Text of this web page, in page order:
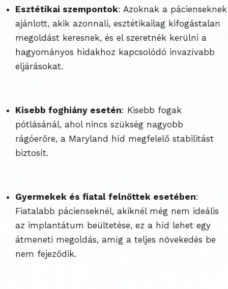
Esztétikai szempontok: Azoknak a pácienseknek
ajánlott, akik azonnali, esztétikailag kifogástalan
megoldást keresnek, és el szeretnék kerülni a
hagyományos hidakhoz kapcsolódó invazívabb
eljárásokat.
Kisebb foghiány esetén: Kisebb fogak
pótlásánál, ahol nincs szükség nagyobb
rágóerőre, a Maryland híd megfelelő stabilitást
biztosít.
Gyermekek és fiatal felnőttek esetében:
Fiatalabb pácienseknél, akiknél még nem ideális
az implantátum beültetése, ez a híd lehet egy
átmeneti megoldás, amíg a teljes növekedés be
nem fejeződik.